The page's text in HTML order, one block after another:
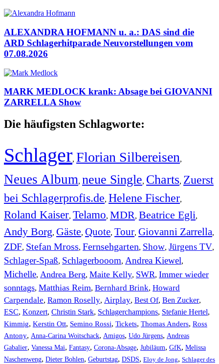
ALEXANDRA HOFMANN u. a.: DAS sind die
ARD Schlagerhitparade Neuvorstellungen vom
07.08.2026
MARK MEDLOCK krank: Absage bei GIOVANNI
ZARRELLA Show
Die häufigsten Schlagworte:
Schlager, Florian Silbereisen,
Neues Album, neue Single, Charts, Zuerst
bei Schlagerprofis.de, Helene Fischer,
Roland Kaiser, Telamo, MDR, Beatrice Egli,
Andy Borg, Gäste, Quote, Tour, Giovanni Zarrella,
ZDF, Stefan Mross, Fernsehgarten, Show, Jürgens TV,
Schlager-Spaß, Schlagerbooom, Andrea Kiewel,
Michelle, Andrea Berg, Maite Kelly, SWR, Immer wieder
sonntags, Matthias Reim, Bernhard Brink, Howard
Carpendale, Ramon Roselly, Airplay, Best Of, Ben Zucker,
ESC, Konzert, Christin Stark, Schlagerchampions, Stefanie Hertel,
Kimmig, Kerstin Ott, Semino Rossi, Tickets, Thomas Anders, Ross
Antony, Anna-Carina Woitschack, Amigos, Udo Jürgens, Andreas
Gabalier, Vanessa Mai, Fantasy, Corona-Absage, Jubiläum, GfK, Melissa
Naschenweng, Dieter Bohlen, Geburtstag, DSDS, Eloy de Jong, Schlager des